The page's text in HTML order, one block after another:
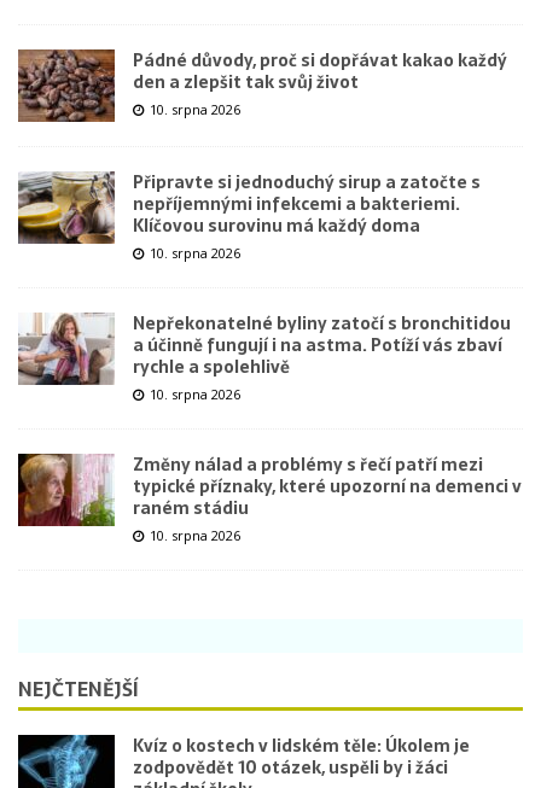
Pádné důvody, proč si dopřávat kakao každý
den a zlepšit tak svůj život
10. srpna 2026
Připravte si jednoduchý sirup a zatočte s
nepříjemnými infekcemi a bakteriemi.
Klíčovou surovinu má každý doma
10. srpna 2026
Nepřekonatelné byliny zatočí s bronchitidou
a účinně fungují i na astma. Potíží vás zbaví
rychle a spolehlivě
10. srpna 2026
Změny nálad a problémy s řečí patří mezi
typické příznaky, které upozorní na demenci v
raném stádiu
10. srpna 2026
NEJČTENĚJŠÍ
Kvíz o kostech v lidském těle: Úkolem je
zodpovědět 10 otázek, uspěli by i žáci